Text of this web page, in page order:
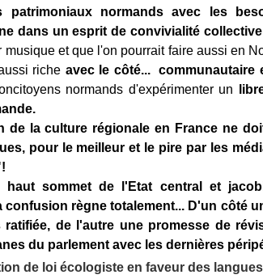
patrimoniaux normands avec les
dans un esprit de convivialité
musique et que l'on pourrait faire aussi en
riche avec le côté... communautaire
normands d'expérimenter un
de la culture régionale en France ne
pour le meilleur et le pire par les
haut sommet de l'Etat central et
confusion règne totalement... D'un côté
de l'autre une promesse de
du parlement avec les dernières
de loi écologiste en faveur des